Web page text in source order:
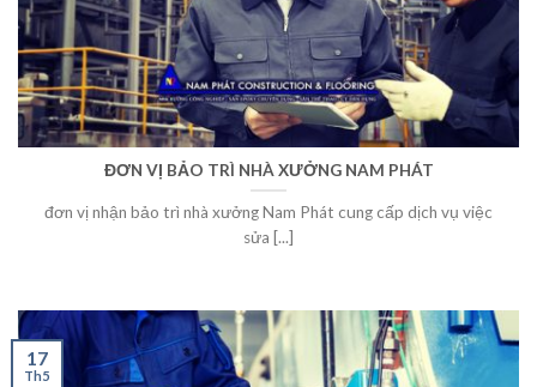
ĐƠN VỊ BẢO TRÌ NHÀ XƯỞNG NAM PHÁT
đơn vị nhận bảo trì nhà xưởng Nam Phát cung cấp dịch vụ việc
sửa [...]
17
Th5